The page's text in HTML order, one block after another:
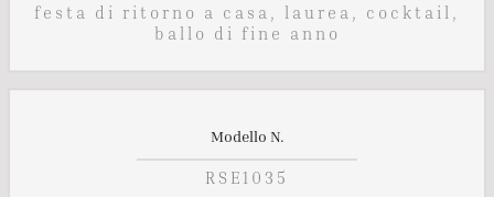
festa di ritorno a casa, laurea, cocktail,
ballo di fine anno
Modello N.
RSE1035